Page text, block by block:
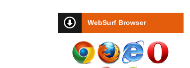
WebSurf Browser